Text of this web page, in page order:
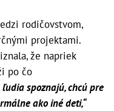
rodičovstvom,
projektami.
že napriek
po čo
ľudia spoznajú, chcú pre
ako iné deti,“